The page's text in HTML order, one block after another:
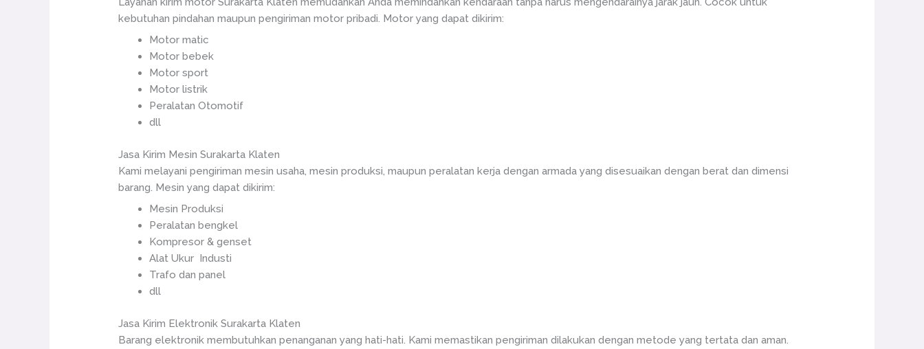
kebutuhan pindahan maupun pengiriman motor pribadi. Motor yang dapat dikirim:
Motor matic
Motor bebek
Motor sport
Motor listrik
Peralatan Otomotif
dll
Jasa Kirim Mesin Surakarta Klaten
Kami melayani pengiriman mesin usaha, mesin produksi, maupun peralatan kerja dengan armada yang disesuaikan dengan berat dan dimensi
barang. Mesin yang dapat dikirim:
Mesin Produksi
Peralatan bengkel
Kompresor & genset
Alat Ukur Industi
Trafo dan panel
dll
Jasa Kirim Elektronik Surakarta Klaten
Barang elektronik membutuhkan penanganan yang hati-hati. Kami memastikan pengiriman dilakukan dengan metode yang tertata dan aman.